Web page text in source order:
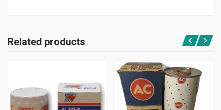
Related products